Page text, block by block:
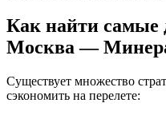
Как найти самые
Москва —
Существует множество
сэкономить на перелете: